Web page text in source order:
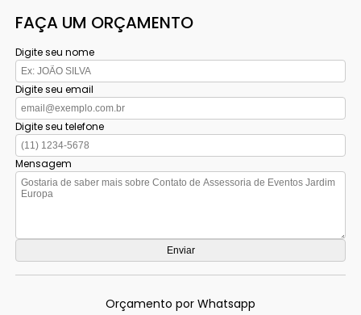
FAÇA UM ORÇAMENTO
Digite seu nome
Digite seu email
Digite seu telefone
Mensagem
Orçamento por Whatsapp